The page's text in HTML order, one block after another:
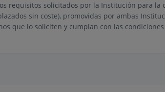
requisitos solicitados por la Institución para la
sin coste), promovidas por ambas
que lo soliciten y cumplan con las